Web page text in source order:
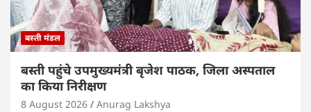
बस्ती मंडल
बस्ती पहुंचे उपमुख्यमंत्री बृजेश पाठक, जिला अस्पताल
का किया निरीक्षण
8 August 2026 Anurag Lakshya